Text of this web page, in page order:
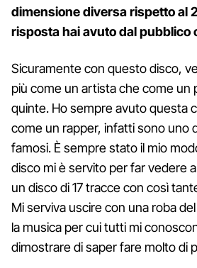
dimensione diversa rispetto al
risposta hai avuto dal pubblico
Sicuramente con questo disco,
più come un artista che come un
quinte. Ho sempre avuto questa
come un rapper, infatti sono uno
famosi. È sempre stato il mio
disco mi è servito per far vedere
un disco di 17 tracce con così
Mi serviva uscire con una roba
la musica per cui tutti mi
dimostrare di saper fare molto di